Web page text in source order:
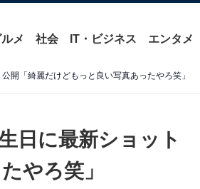
メ 社会 IT・ビジネス エンタメ
開「綺麗だけどもっと良い写真あったやろ笑」
日に最新ショット
やろ笑」